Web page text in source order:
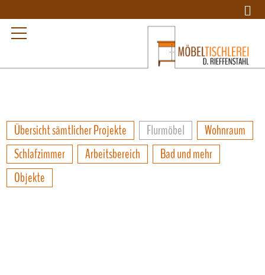
Übersicht sämtlicher Projekte Flurmöbel
Wohnraum
Schlafzimmer
Arbeitsbereich
Bad und mehr
Objekte